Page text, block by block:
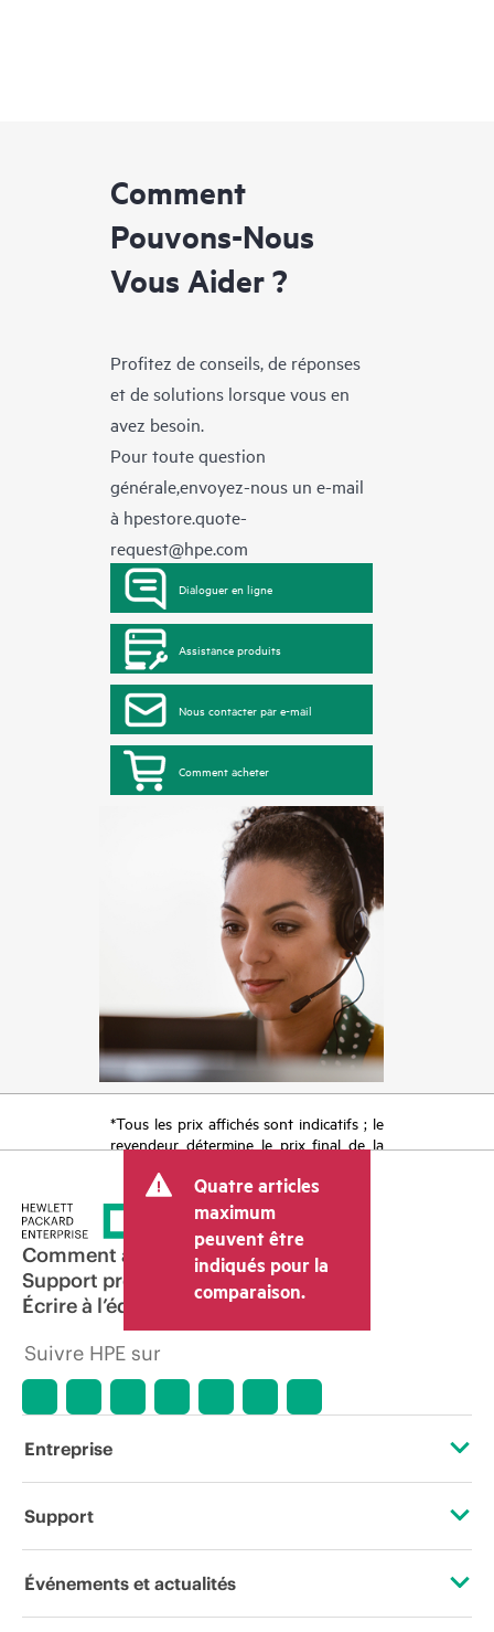
Comment
Pouvons-Nous
Vous Aider ?
Profitez de conseils, de réponses
et de solutions lorsque vous en
avez besoin.
Pour toute question
générale,envoyez-nous un e-mail
à hpestore.quote-
request@hpe.com
Dialoguer en ligne
Assistance produits
Nous contacter par e-mail
Comment acheter
*Tous les prix affichés sont indicatifs ; le
revendeur détermine le prix final de la
tels que la TVA ou les taxes sur la vente
et les frais d’expédition. Le prix de la
transaction déterminé par le revendeur
peut varier par rapport à d’autres
revendeurs et au prix indicatif affiché.
Les prix indicatifs peuvent inclure des
offres promotionnelles limitées dans le
temps. HPE se réserve le droit d’ajuster
les prix à tout moment pour diverses
l’arrêt d’un produit, la disponibilité
période de promotion et des erreurs
dans les publicités.
Quatre articles
maximum
peuvent être
indiqués pour la
comparaison.
Comment acheter
Support produit
Écrire à l’équipe commerciale
Suivre HPE sur
Entreprise
À propos de HPE
Support
Services d’assistance opérationnelle (OSS)
Événements et actualités